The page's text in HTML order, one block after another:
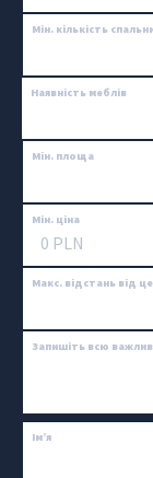
Мін. кількість
Наявність меблів
Мін. площа
Мін. ціна
Макс. відстань від
Запишіть всю
Ім’я